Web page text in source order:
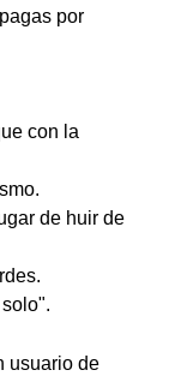
por
con la
de huir de
usuario de